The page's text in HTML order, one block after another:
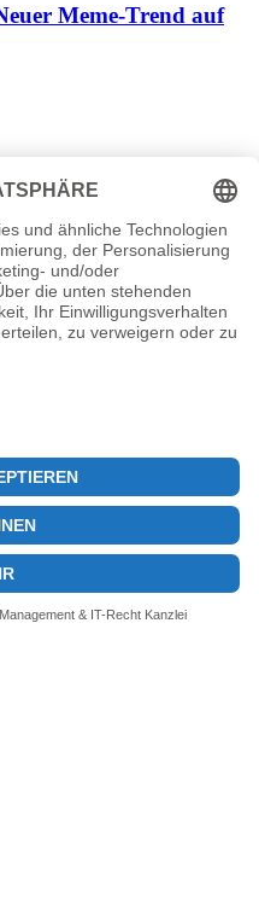
Meme-Trend auf
3 Gründe für einen
Chain im Markt